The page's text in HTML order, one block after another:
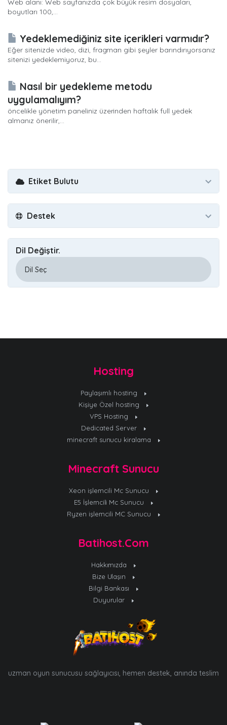
Web alanı: Web sayfanızda çok büyük resim dosyaları,
boyutları 100,...
Yedeklemediğiniz site içerikleri varmıdır?
Eğer sitenizde video, dizi, fragman gibi şeyler barındırıyorsanız
sitenizi yedeklemiyoruz, bu...
Nasıl bir yedekleme metodu
uygulamalıyım?
öncelikle yönetim paneliniz üzerinden haftalık full yedek
almanız önerilir,...
Etiket Bulutu
Destek
Dil Değiştir.
Hosting
Paylaşımlı hosting
Kişiye Özel hosting
VPS Hosting
Dedicated Server
minecraft sunucu kiralama
Minecraft Sunucu
Xeon işlemcili Mc Sunucu
E5 İşlemcili Mc Sunucu
Ryzen işlemcili MC Sunucu
Batihost.Com
Hakkımızda
Bize Ulaşın
Bilgi Bankası
Duyurular
uzman oyun sunucusu sağlayıcısı, hemen destek, anında teslim